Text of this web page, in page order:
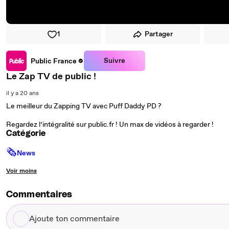
1 Partager
Public France Suivre
Le Zap TV de public !
il y a 20 ans
Le meilleur du Zapping TV avec Puff Daddy PD ?
Regardez l’intégralité sur public.fr ! Un max de vidéos à regarder !
Catégorie
🗞News
Voir moins
Commentaires
Ajoute